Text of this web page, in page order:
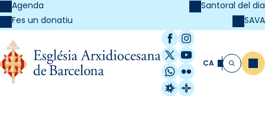
Agenda
Fes un donatiu
Santoral del dia
SAVA
Facebook
Instagram
X / Twitter
YouTube
WhatsApp
Flickr
Radio Estel
Catalunya
CA Cerca